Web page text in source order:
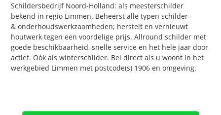
Schildersbedrijf Noord-Holland: als meesterschilder
bekend in regio Limmen. Beheerst alle typen schilder-
& onderhoudswerkzaamheden; herstelt en vernieuwt
houtwerk tegen een voordelige prijs. Allround schilder met
goede beschikbaarheid, snelle service en het hele jaar door
actief. Oók als winterschilder. Bel direct als u woont in het
werkgebied Limmen met postcode(s) 1906 en omgeving.